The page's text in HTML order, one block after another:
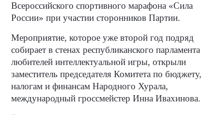
Всероссийского спортивного марафона «Сила
России» при участии сторонников Партии.
Мероприятие, которое уже второй год подряд
собирает в стенах республиканского парламента
любителей интеллектуальной игры, открыли
заместитель председателя Комитета по бюджету,
налогам и финансам Народного Хурала,
международный гроссмейстер Инна Ивахинова.